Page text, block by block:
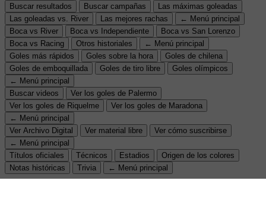
Buscar resultados
Buscar campañas
Las máximas goleadas
Las goleadas vs. River
Las mejores rachas
← Menú principal
Boca vs River
Boca vs Independiente
Boca vs San Lorenzo
Boca vs Racing
Otros historiales
← Menú principal
Goles más rápidos
Goles sobre la hora
Goles de chilena
Goles de emboquillada
Goles de tiro libre
Goles olímpicos
← Menú principal
Buscar videos
Ver los goles de Palermo
Ver los goles de Riquelme
Ver los goles de Maradona
← Menú principal
Ver Archivo Digital
Ver material libre
Ver cómo suscribirse
← Menú principal
Títulos oficiales
Técnicos Estadios
Origen de los colores
Notas históricas
Trivia ← Menú principal